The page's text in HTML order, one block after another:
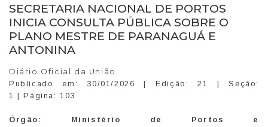
SECRETARIA NACIONAL DE PORTOS
INICIA CONSULTA PÚBLICA SOBRE O
PLANO MESTRE DE PARANAGUÁ E
ANTONINA
Diário Oficial da União
Publicado em: 30/01/2026 | Edição: 21 | Seção:
1 | Página: 103
Órgão: Ministério de Portos e